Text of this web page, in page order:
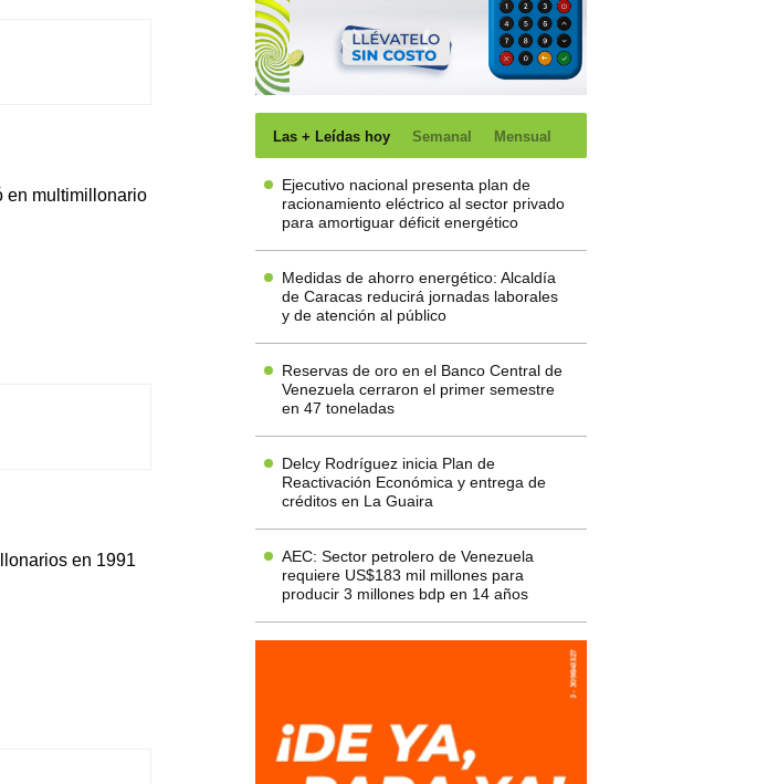
en multimillonario
en 1991
Las + Leídas hoy Semanal Mensual
Ejecutivo nacional presenta plan de
racionamiento eléctrico al sector privado
para amortiguar déficit energético
Medidas de ahorro energético: Alcaldía
de Caracas reducirá jornadas laborales
y de atención al público
Reservas de oro en el Banco Central de
Venezuela cerraron el primer semestre
en 47 toneladas
Delcy Rodríguez inicia Plan de
Reactivación Económica y entrega de
créditos en La Guaira
AEC: Sector petrolero de Venezuela
requiere US$183 mil millones para
producir 3 millones bdp en 14 años